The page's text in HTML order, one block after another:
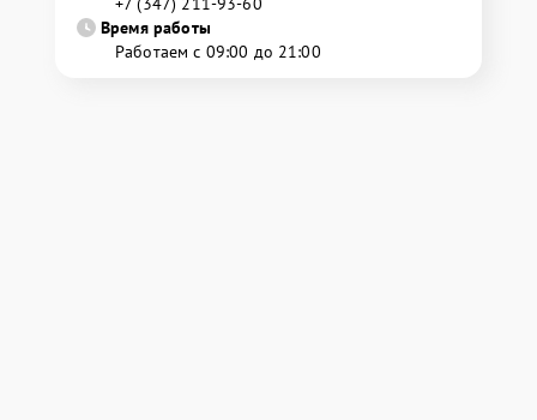
Время работы
Работаем с 09:00 до 21:00